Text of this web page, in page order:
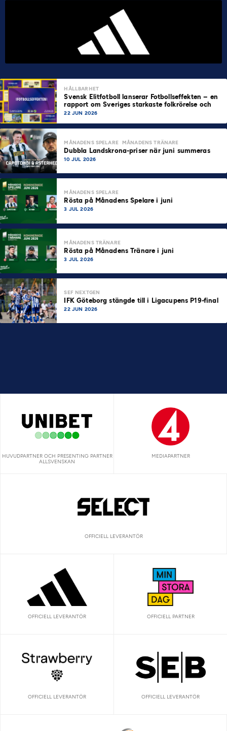
HÅLLBARHET
Svensk Elitfotboll lanserar Fotbollseffekten – en
rapport om Sveriges starkaste folkrörelse och
samhällskraft
22 JUN 2026
MÅNADENS SPELARE MÅNADENS TRÄNARE
Dubbla Landskrona-priser när juni summeras
10 JUL 2026
MÅNADENS SPELARE
Rösta på Månadens Spelare i juni
3 JUL 2026
MÅNADENS TRÄNARE
Rösta på Månadens Tränare i juni
3 JUL 2026
SEF NEXTGEN
IFK Göteborg stängde till i Ligacupens P19-final
22 JUN 2026
HUVUDPARTNER OCH PRESENTING PARTNER
ALLSVENSKAN
MEDIAPARTNER
OFFICIELL LEVERANTÖR
OFFICIELL LEVERANTÖR OFFICIELL PARTNER
OFFICIELL LEVERANTÖR OFFICIELL LEVERANTÖR